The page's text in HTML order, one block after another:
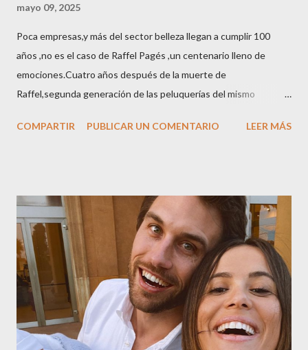
mayo 09, 2025
Poca empresas,y más del sector belleza llegan a cumplir 100
años ,no es el caso de Raffel Pagés ,un centenario lleno de
emociones.Cuatro años después de la muerte de
Raffel,segunda generación de las peluquerías del mismo
sector en una cena de reconocimiento.Sus hijas Carolina (CEO
peluquería del grupo.Justo hace unos días Carol Pagés nos
contaba detalles del homenaje en Actualida Rosa en RCE
radio,en el programa que presento todos los jueves de 17 a 18
horas . Carolina y Quionia Pagés Carolina Pagés La cita ,en el
Museu Marítim de BCN ,en las Drassanes reunió a figuras
destacadas del sector,así como clientes, autoridades y medios
de comunicación, en una velada inolvidable bajo el lema “Cien
años peinando almas, creando belleza,i...
COMPARTIR PUBLICAR UN COMENTARIO LEER MÁS